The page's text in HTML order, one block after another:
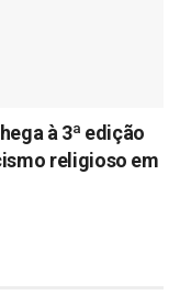
à 3ª edição
religioso em